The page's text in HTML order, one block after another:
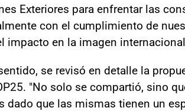
Exteriores para enfrentar las
con el cumplimiento de
impacto en la imagen
se revisó en detalle la
"No solo se compartió, sino
dado que las mismas tienen un